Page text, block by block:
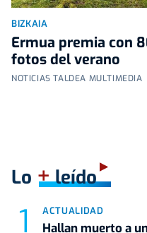
BIZKAIA
Ermua premia con
fotos del verano
NOTICIAS TALDEA MULTIMEDIA
Lo +leído
ACTUALIDAD
Hallan muerto a